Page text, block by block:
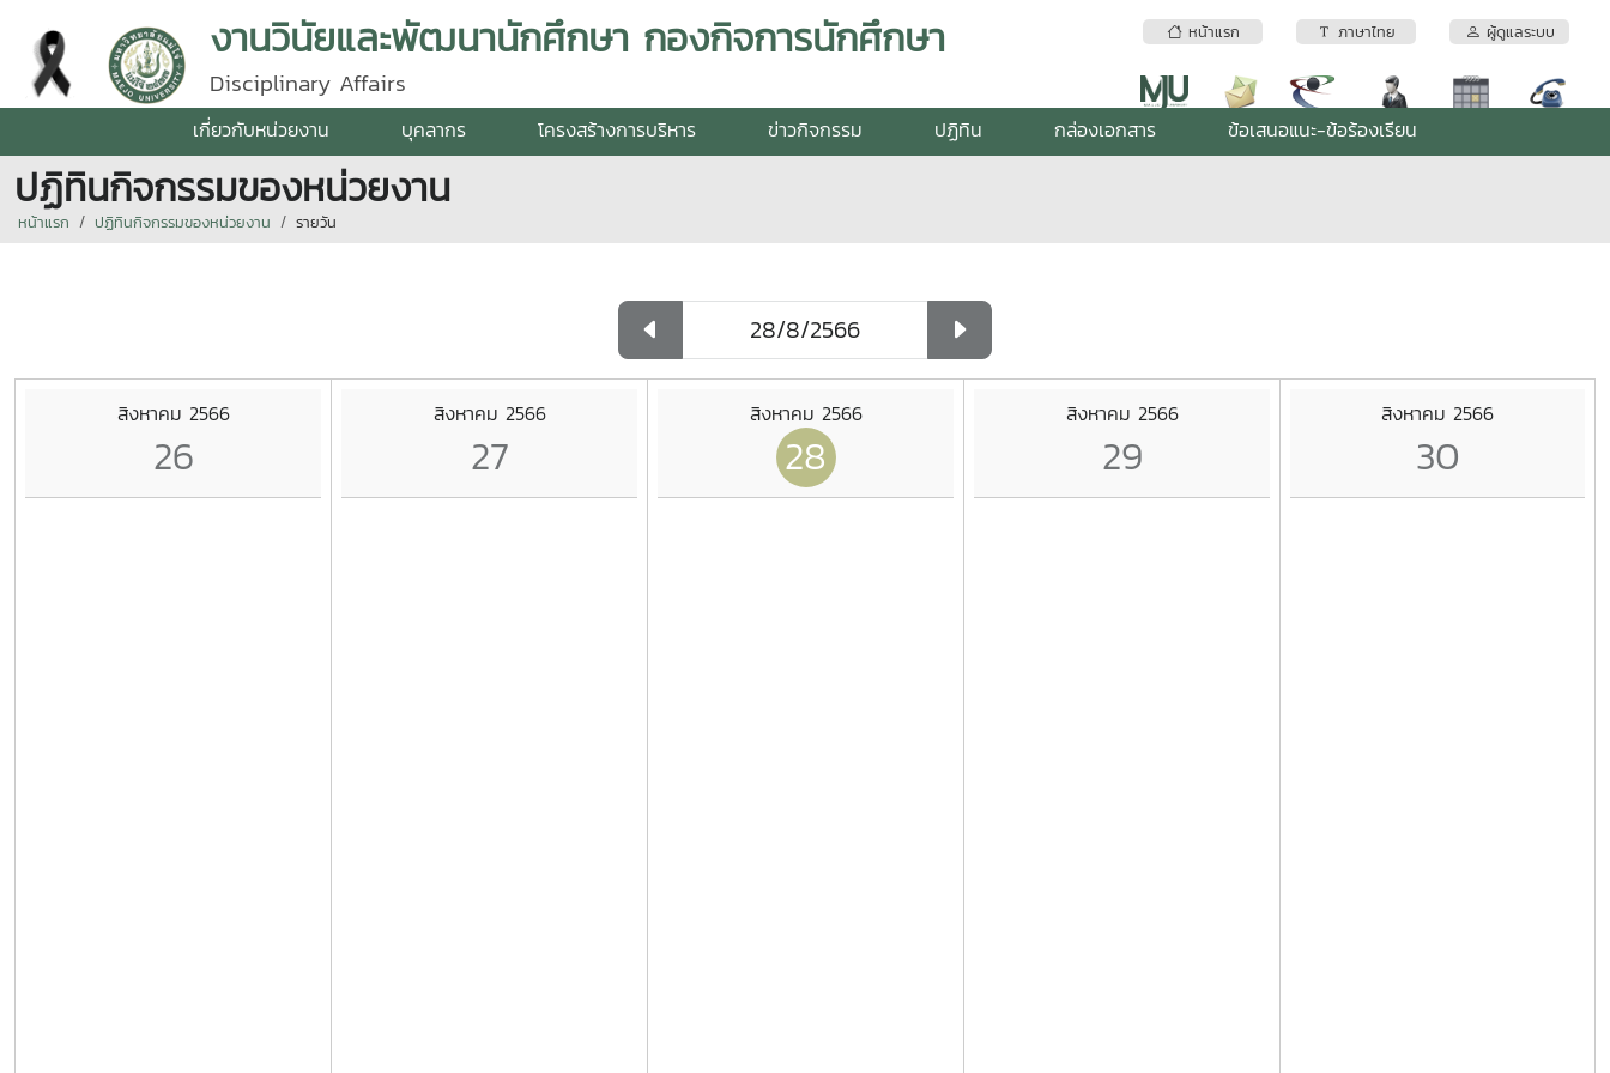
หน้าแรก ภาษาไทย ผู้ดูแลระบบ
งานวินัยและพัฒนานักศึกษา กองกิจการนักศึกษา
Disciplinary Affairs
เกี่ยวกับหน่วยงาน บุคลากร โครงสร้างการบริหาร ข่าวกิจกรรม ปฏิทิน กล่องเอกสาร ข้อเสนอแนะ-ข้อร้องเรียน
ปฏิทินกิจกรรมของหน่วยงาน
หน้าแรก ปฏิทินกิจกรรมของหน่วยงาน รายวัน
สิงหาคม 2566
26
สิงหาคม 2566
27
สิงหาคม 2566
28
สิงหาคม 2566
29
สิงหาคม 2566
30